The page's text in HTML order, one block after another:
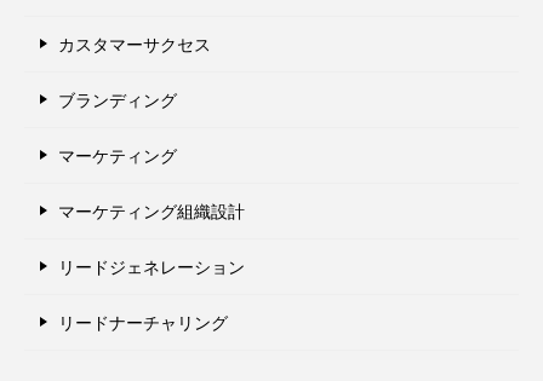
カスタマーサクセス
ブランディング
マーケティング
マーケティング組織設計
リードジェネレーション
リードナーチャリング